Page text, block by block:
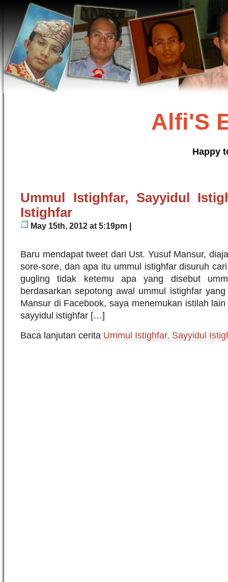
Alfi'S
Happy
Ummul Istighfar, Sayyidul
Istighfar
May 15th, 2012 at 5:19pm |
Baru mendapat tweet dari Ust. Yusuf Mansur,
sore-sore, dan apa itu ummul istighfar disuruh
gugling tidak ketemu apa yang disebut
berdasarkan sepotong awal ummul istighfar
Mansur di Facebook, saya menemukan istilah
sayyidul istighfar […]
Baca lanjutan cerita Ummul Istighfar, Sayyidul